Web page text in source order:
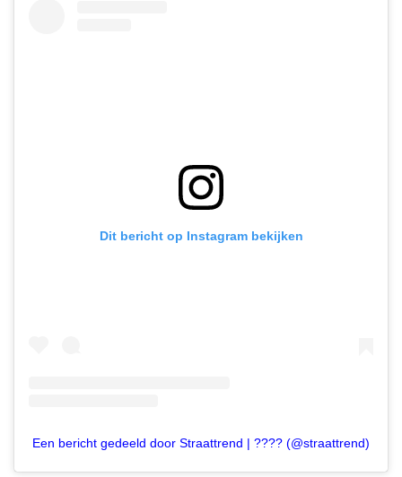
Dit bericht op Instagram bekijken
Een bericht gedeeld door Straattrend | ???? (@straattrend)